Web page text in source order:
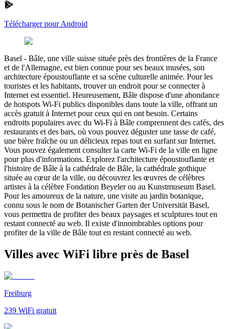
Télécharger pour Android
Basel - Bâle, une ville suisse située près des frontières de la France
et de l'Allemagne, est bien connue pour ses beaux musées, son
architecture époustouflante et sa scène culturelle animée. Pour les
touristes et les habitants, trouver un endroit pour se connecter à
Internet est essentiel. Heureusement, Bâle dispose d'une abondance
de hotspots Wi-Fi publics disponibles dans toute la ville, offrant un
accès gratuit à Internet pour ceux qui en ont besoin. Certains
endroits populaires avec du Wi-Fi à Bâle comprennent des cafés, des
restaurants et des bars, où vous pouvez déguster une tasse de café,
une bière fraîche ou un délicieux repas tout en surfant sur Internet.
Vous pouvez également consulter la carte Wi-Fi de la ville en ligne
pour plus d'informations. Explorez l'architecture époustouflante et
l'histoire de Bâle à la cathédrale de Bâle, la cathédrale gothique
située au cœur de la ville, ou découvrez les œuvres de célèbres
artistes à la célèbre Fondation Beyeler ou au Kunstmuseum Basel.
Pour les amoureux de la nature, une visite au jardin botanique,
connu sous le nom de Botanischer Garten der Universität Basel,
vous permettra de profiter des beaux paysages et sculptures tout en
restant connecté au web. Il existe d'innombrables options pour
profiter de la ville de Bâle tout en restant connecté au web.
Villes avec WiFi libre près de Basel
Freiburg
239 WiFi gratuit